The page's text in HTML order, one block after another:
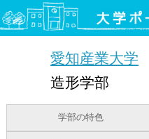
愛知産業大学
造形学部
学部の特色